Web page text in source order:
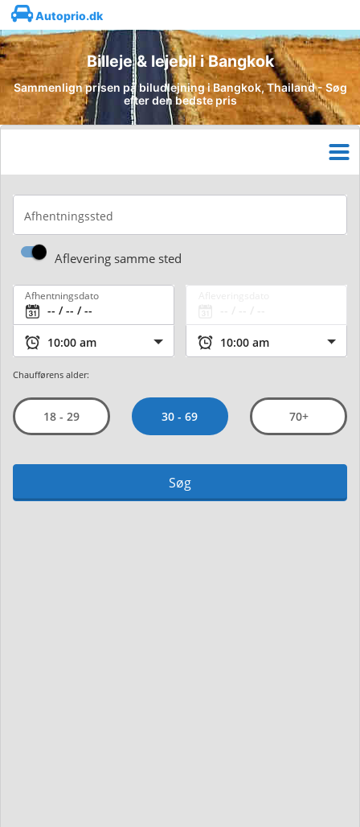
Autoprio.dk
Billeje & lejebil i Bangkok
Sammenlign prisen på biludlejning i Bangkok, Thailand - Søg
efter den bedste pris
Afhentningssted
Aflevering samme sted
Afhentningsdato
Chaufførens alder:
18 - 29 30 - 69 70+
Søg